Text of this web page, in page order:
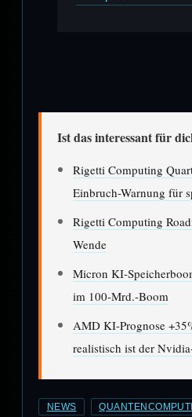
Ist das interessant für
Rigetti Computing
Einbruch-Warnung für
Rigetti Computing
Wende
Micron KI-
im 100-Mrd.-Boom
AMD KI-Prognose
realistisch ist der
NEWS